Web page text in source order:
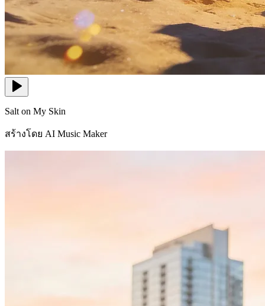
Salt on My Skin
สร้างโดย AI Music Maker